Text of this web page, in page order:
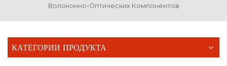
Волоконно-Оптических Компонентов
КАТЕГОРИИ ПРОДУКТА